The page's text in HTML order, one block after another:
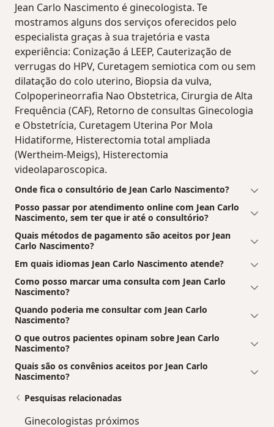
Jean Carlo Nascimento é ginecologista. Te
mostramos alguns dos serviços oferecidos pelo
especialista graças à sua trajetória e vasta
experiência: Conização á LEEP, Cauterização de
verrugas do HPV, Curetagem semiotica com ou sem
dilatação do colo uterino, Biopsia da vulva,
Colpoperineorrafia Nao Obstetrica, Cirurgia de Alta
Frequência (CAF), Retorno de consultas Ginecologia
e Obstetrícia, Curetagem Uterina Por Mola
Hidatiforme, Histerectomia total ampliada
(Wertheim-Meigs), Histerectomia
videolaparoscopica.
Onde fica o consultório de Jean Carlo Nascimento?
Posso passar por atendimento online com Jean Carlo
Nascimento, sem ter que ir até o consultório?
Quais métodos de pagamento são aceitos por Jean
Carlo Nascimento?
Em quais idiomas Jean Carlo Nascimento atende?
Como posso marcar uma consulta com Jean Carlo
Nascimento?
Quando poderia me consultar com Jean Carlo
Nascimento?
O que outros pacientes opinam sobre Jean Carlo
Nascimento?
Quais são os convênios aceitos por Jean Carlo
Nascimento?
Pesquisas relacionadas
Ginecologistas próximos